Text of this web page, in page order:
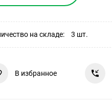
на складе: 3 шт.
В избранное